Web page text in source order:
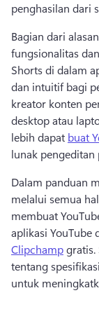
penghasilan dari
Bagian dari
fungsionalitas
Shorts di dalam
dan intuitif bagi
kreator konten
desktop atau
lebih dapat buat
lunak
Dalam panduan
melalui semua
membuat
aplikasi YouTube
Clipchamp gratis.
tentang
untuk